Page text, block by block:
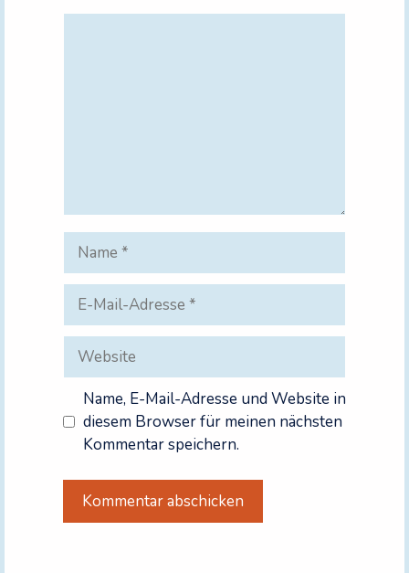
Name
Mail-
Adresse
Website
Name, E-Mail-Adresse und Website in
diesem Browser für meinen nächsten
Kommentar speichern.